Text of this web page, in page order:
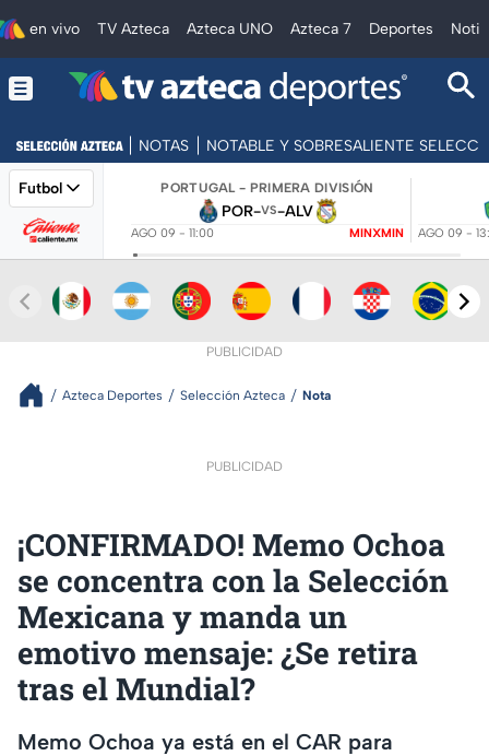
en vivo TV Azteca Azteca UNO Azteca 7 Deportes
NOTAS NOTABLE Y SOBRESALIENTE
Futbol PORTUGAL - PRIMERA DIVISIÓN
POR-VS-ALV
AGO 09 - 11:00 MINXMIN AGO 09 -
PUBLICIDAD
Azteca Deportes Selección Azteca Nota
PUBLICIDAD
¡CONFIRMADO! Memo Ochoa
se concentra con la Selección
Mexicana y manda un
emotivo mensaje: ¿Se retira
tras el Mundial?
Memo Ochoa ya está en el CAR para